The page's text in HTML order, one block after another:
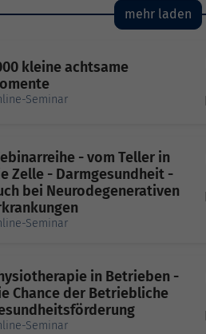
mehr laden
kleine achtsame
Seminar
- vom Teller in
Zelle - Darmgesundheit -
bei Neurodegenerativen
Seminar
in Betrieben -
Chance der Betriebliche
Seminar